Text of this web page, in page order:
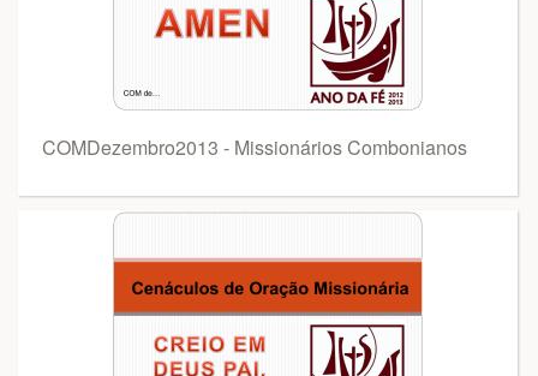
COMDezembro2013 - Missionários Combonianos